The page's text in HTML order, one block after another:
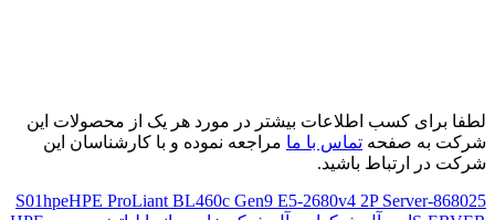
لطفا برای کسب اطلاعات بیشتر در مورد هر یک از محصولات این
شرکت به صفحه تماس با ما مراجعه نموده و با کارشناسان این
شرکت در ارتباط باشید.
868025-S01
hpeHPE ProLiant BL460c Gen9 E5-2680v4 2P Server